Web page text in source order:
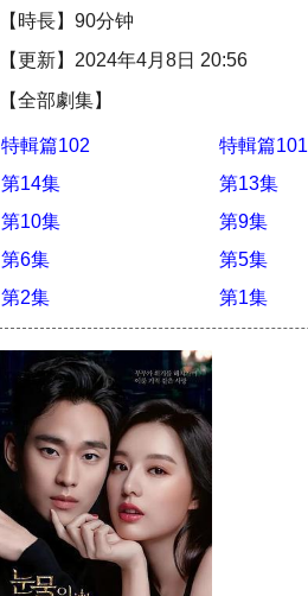
【時長】90分钟
【更新】2024年4月8日 20:56
【全部劇集】
特輯篇102 特輯篇101
第14集
第13集
第10集
第9集
第6集
第5集
第2集
第1集